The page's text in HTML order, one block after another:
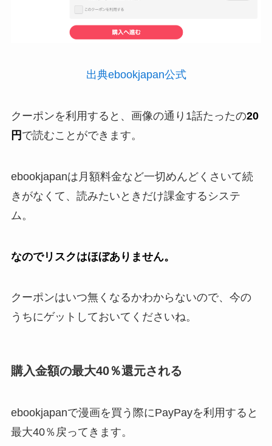
出典ebookjapan公式
クーポンを利用すると、画像の通り1話たったの20
円 で読むことができます。
ebookjapanは月額料金など一切めんどくさいて続
きがなくて、読みたいときだけ課金するシステ
ム。
なのでリスクはほぼありません。
クーポンはいつ無くなるかわからないので、今の
うちにゲットしておいてくださいね。
購入金額の最大40％還元される
ebookjapanで漫画を買う際にPayPayを利用すると
最大40％戻ってきます。